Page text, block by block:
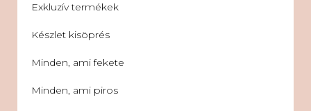
Exkluzív termékek
Készlet kisöprés
Minden, ami fekete
Minden, ami piros